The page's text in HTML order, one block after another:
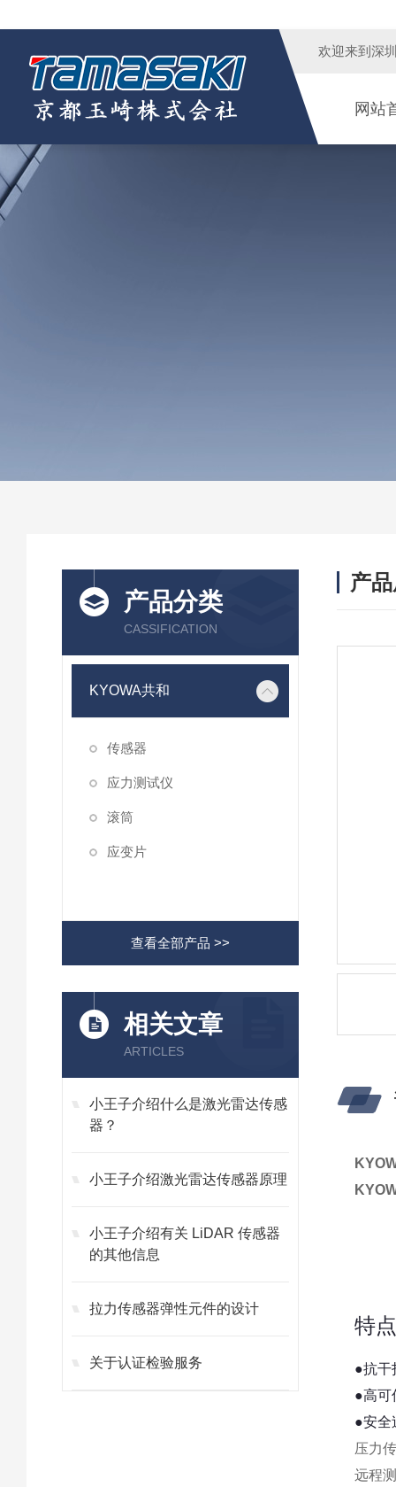
欢迎来到 深
网站
产品分类
CASSIFICATION
KYOWA共和
传感器
应力测试仪
滚筒
应变片
查看全部产品 >>
相关文章
ARTICLES
小王子介绍什么是激光雷达传感
器？
小王子介绍激光雷达传感器原理
小王子介绍有关 LiDAR 传感器
的其他信息
拉力传感器弹性元件的设计
关于认证检验服务
产
特
●抗干
●高可
●安全
压力
远程